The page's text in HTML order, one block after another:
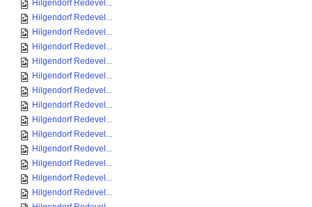
Hilgendorf Redevel...
Hilgendorf Redevel...
Hilgendorf Redevel...
Hilgendorf Redevel...
Hilgendorf Redevel...
Hilgendorf Redevel...
Hilgendorf Redevel...
Hilgendorf Redevel...
Hilgendorf Redevel...
Hilgendorf Redevel...
Hilgendorf Redevel...
Hilgendorf Redevel...
Hilgendorf Redevel...
Hilgendorf Redevel...